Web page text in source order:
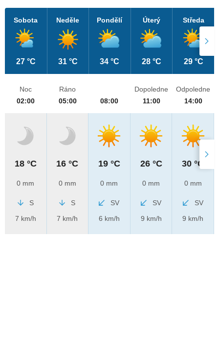
Sobota
27 °C
Neděle
31 °C
Pondělí
34 °C
Úterý
28 °C
Středa
29 °C
Noc
02:00
18 °C
0 mm
S
7 km/h
Ráno
05:00
16 °C
0 mm
S
7 km/h
08:00
19 °C
0 mm
SV
6 km/h
Dopoledne
11:00
26 °C
0 mm
SV
9 km/h
Odpoledne
14:00
30 °C
0 mm
SV
9 km/h